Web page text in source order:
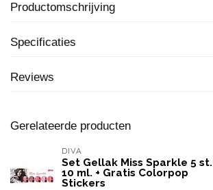
Productomschrijving
Specificaties
Reviews
Gerelateerde producten
DIVA
Set Gellak Miss Sparkle 5 st.
10 ml. + Gratis Colorpop
Stickers